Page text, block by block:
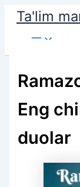
Skip
content
Ta'lim
Main
Eng
duolar